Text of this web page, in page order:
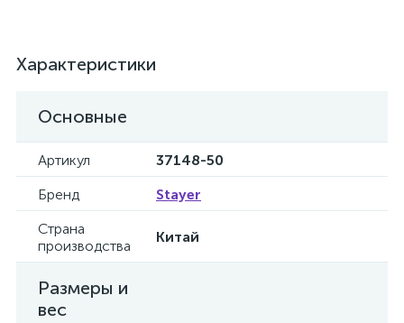
Характеристики
Основные
Артикул
37148-50
Бренд
Stayer
Страна
производства
Китай
Размеры и
вес